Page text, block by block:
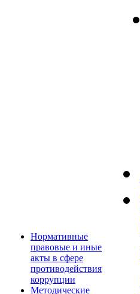
Нормативные
правовые и иные
акты в сфере
противодействия
коррупции
Методические